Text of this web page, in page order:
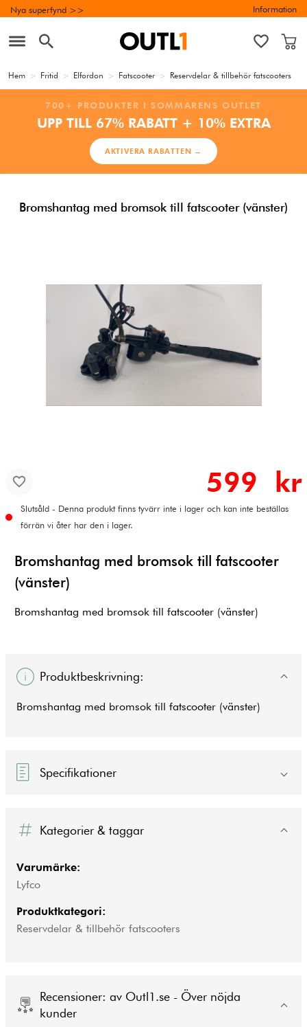
Nya superfynd >> Information
Hem > Fritid > Elfordon > Fatscooter > Reservdelar & tillbehör fatscooters
700+ PRODUKTER I SOMMARENS OUTLET
UPP TILL 67% RABATT + 10% EXTRA
AKTIVERA RABATTEN →
Bromshantag med bromsok till fatscooter (vänster)
599 kr
Slutsåld - Denna produkt finns tyvärr inte i lager och kan inte beställas
förrän vi åter har den i lager.
Bromshantag med bromsok till fatscooter
(vänster)
Bromshantag med bromsok till fatscooter (vänster)
Produktbeskrivning:
Bromshantag med bromsok till fatscooter (vänster)
Specifikationer
Kategorier & taggar
Varumärke:
Lyfco
Produktkategori:
Reservdelar & tillbehör fatscooters
Recensioner: av Outl1.se - Över nöjda
kunder